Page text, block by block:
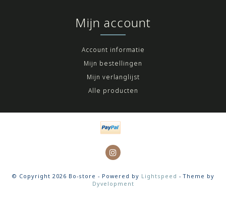
Mijn account
Account informatie
Mijn bestellingen
Mijn verlanglijst
Alle producten
© Copyright 2026 Bo-store - Powered by Lightspeed - Theme by
Dyvelopment